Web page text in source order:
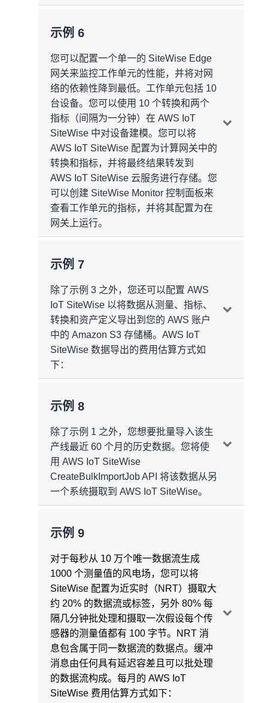
账单汇总
消息收发费用 = 1.00 USD/百万条消息
一个月内的消息收发总量 = 2592 万条消息
每月的消息收发费用 = 2592 万条消息 *
1.00 USD/百万条消息 =25.92 USD/月
数据处理
数据处理费用 = 0.50 USD/百万次计算
一个月内的总计算次数 = 2592 万次计算
每月的计算费用 = 2592 万次计算 * 0.50
USD/百万次计算 =12.96 USD/月
数据存储
月末存储的总数据 = 3.99GB/月
当月每小时的平均存储使用量 = 1.995GB*
月 =0.60 USD/月**
*假设存储从 0GB 线性增长到月底的
3.99GB，平均存储使用量大约为
1.995GB。
**将继续对之前计费周期中存储的数据进行
计量并相应计费
每月的 AWS IoT SiteWise 费用 = 25.92
USD/月
每条消息的大小 = 150 字节
每月额外的存储空间 = 432000 条消息/月 *
150 字节/每消息 * 1GB/（1024^3 字节）=
0.06GB/月
自动计算聚合
自定义指标的自动计算聚合额外存储 = 0.37
GB。
每月存储的额外
0.43 GB/月
账单汇总
消息收发
每月额外的消息收发数量 = 43.2 万条消息
每月额外的消息收发费用 = 43.2 万条消息 *
1.00 USD/百万条消息 =0.43 USD/月
数据处理
每月额外的计算次数 = 2635.2 万次计算
每月额外的计算费用 = 2635.2 万次计算 *
0.50 USD/百万次计算 =13.18 USD/月
数据存储
月末额外存储的数据 = 0.43GB
当月每小时额外的平均存储使用量 =
0.25GB*
每月额外的存储费用 = 0.25GB * 0.30
USD/GB/月 =0.08 USD/月**
*假设存储从 0GB 线性增长到月底的
0.43GB，平均存储使用量大约为 0.25GB。
**将继续对之前计费周期中存储的数据进行
计量并相应计费
义转换）+ 2592 万（来自自动计算聚合）=
5184 万次计算/月
数据存储
自定义转换
每月摄取的额外消息数 = 25920000 条消息
每条消息的大小 = 150 字节
每月额外存储空间 = 25920000 *150 字节/
（1024^3 字节/GB）=
GB。
每月存储的额外数据 = 3.62 GB（对于自定
义转换）+ 0.37 GB（来自自动计算聚合）=
3.99 GB/月
消息收发
每月额外的消息收发数量 = 2592 万条消息
每月的消息收发费用 = 2592 万条消息 *
1.00 USD/百万条消息 =25.92 USD/月
数据处理
每月额外的计算次数 = 5184 万次计算
每月的计算费用 = 5184 万次计算 * 0.50
USD/百万次计算 = 25.92 USD/月
数据存储
月末额外存储的数据 = 3.99GB
当月每小时额外的平均存储使用量 =
1.965GB*
每月额外的存储费用 = 1.995GB * 0.30
表/每次刷新
所有图表每次刷新检索到的消息数 = 两条
条消息/每次刷新
所有用户每月检索到的消息数 =（20 条消
息/每次刷新）*（一次刷新/五秒）* 3600
秒/小时 * 八小时轮班/天/每用户 * 30 天/月 *
五个用户 =17280000 条消息/月
每月检索的额外消息数 = 17280000 条消
息/月 =1728 万条消息/月
SiteWise Monitor
每月独立活动用户数 = 五位工厂操作员 =
账单汇总
每月来自 SiteWise Monitor 额外的消息收
发数量 = 1728 万条消息
每月的消息收发费用 = 1728 万条消息 *
1.00 USD/百万条消息 =17.28 USD/月
SiteWise Monitor
SiteWise Monitor 费用 = 10.00 USD/活跃
每月活动用户数 = 五个用户
10.00 USD/活动用户/月 =50 USD/月
SiteWise Monitor 的每月额外费用
每月额外费用 = 17.28 USD + 50.00 USD =
67.28 USD/月
使用量汇总
对于显示原始测量数据的一小时图表，测量
值按每秒一个数据点的速率传入，每次刷新
时从存储中获取总共 3600 个数据点。由于
这些消息中的每一条消息都可以传输 50 个
数据点，因此检索到的消息总数估算如下所
示：
每次刷新检索到的消息数 = 上限（（3600
个数据点/每次刷新/每个图表）/（50 个数
据点/每消息）= 72 条消息/每次刷新
每月检索到的包含原始数据的消息数 =（72
条消息/每次刷新）*（一次刷新/30 秒）*
3600 秒/小时 * 24 小时/天 * 30 天/月 =
6220800 条消息/月
对于显示五分钟线性插值测量数据的一小时
图表，返回 12 个插值，这意味着每次刷新
从存储中提取 24 条消息（两条消息/每个线
性插值）。
3600 秒/小时 * 24 小时/天 * 30 天/月 =
每月检索到的其他消息总数 = 6220800（显
示原始数据的图表）+ 2073600（显示插值
数据的图表）= 8294400 条消息/月 =829
万条消息/月
账单汇总
消息收发
每月额外的消息收发数量 = 829 万条消息
每月的消息收发费用 = 829 万条消息 * 1.00
USD/百万条消息 =8.29 USD/月
您的定制应用程序中的附加每月账单
每月额外费用 =8.29 USD/月
示例 6
您可以配置一个单一的 SiteWise Edge
网关来监控工作单元的性能，并将对网
络的依赖性降到最低。工作单元包括 10
台设备。您可以使用 10 个转换和两个
指标（间隔为一分钟）在 AWS IoT
SiteWise 中对设备建模。您可以将
AWS IoT SiteWise 配置为计算网关中的
转换和指标，并将最终结果转发到
AWS IoT SiteWise 云服务进行存储。您
可以创建 SiteWise Monitor 控制面板来
查看工作单元的指标，并将其配置为在
网关上运行。
SiteWise Edge
使用的数据包数：
一个数据收集包
一个数据处理包/月
转换消息的频率 = 每个转换每秒一条消息
2592 万条消息
两个指标 × 每天 1440 分钟 × 30 天 =
86400 条消息
每月摄取到云中的消息数量 = 2592 万条消
息 + 86400 条消息 =2600.64 万条消息/月
数据存储
150B
每月存储在云中的指标和转换数据 = 消息
大小 × 每月消息数量 = 150/1GB（1024^3
字节）× 2600.64 万 = 每月 3.63GB
账单汇总
SiteWise Edge
= 一数据处理包 x 200
USD/每个包每月 =每月 200 USD
消息收发
= 2600 万条消息 x 1.00 USD/百
示例 7
除了示例 3 之外，您还可以配置 AWS
IoT SiteWise 以将数据从测量、指标、
转换和资产定义导出到您的 AWS 账户
中的 Amazon S3 存储桶。AWS IoT
SiteWise 数据导出的费用估算方式如
下：
我们将首先计算测量、指标和转换的将要导
出的对象数量。AWS IoT SiteWise 每六个
小时为在系统中有数据的每个测量、指标或
转换创建一个新 S3 对象。
1 个对象 / 6 小时 * 24 小时 / 1 天 * 30 天 /
每个测量、指标或转换每个月的对象数量 =
120 个对象 / 月
测量每个月的对象总数 = 120 个对象 / 测量
/ 月 * 1 个测量 / 设备 * 10 个设备 = 1200 个
对象 / 月
指标每个月的对象总数 = 120 个对象 / 指标
/ 月 * 1 个指标 / 设备 * 10 个设备 = 1200 个
对象 / 月
示例 8
除了示例 1 之外，您想要批量导入该生
产线最近 60 个月的历史数据。您将使
用 AWS IoT SiteWise
CreateBulkImportJob API 将该数据从另
一个系统摄取到 AWS IoT SiteWise。
层和冷存储层。带有您定义的热层保留期之
后的时间戳的数据将存储在热存储层中。带
有您定义的保留期之前的时间戳的数据将存
储在冷存储层中。对于此定价计算，我们将
假设您的热存储层保留期为 30 天。要了解
有关 AWS IoT SiteWise 数据存储的更多信
息，请参阅 管理数据存储
。AWS IoT
SiteWise 批量导入的费用估算方式如下：
使用量汇总
消息收发
示例 9
对于每秒从 10 万个唯一数据流生成
1000 个测量值的风电场，您可以将
SiteWise 配置为近实时（NRT）摄取大
约 20% 的数据流或标签，另外 80% 每
隔几分钟批处理和摄取一次假设每个传
感器的测量值都有 100 字节。NRT 消
息包含属于同一数据流的数据点。缓冲
消息由任何具有延迟容差且可以批处理
的数据流构成。每月的 AWS IoT
SiteWise 费用估算方式如下：